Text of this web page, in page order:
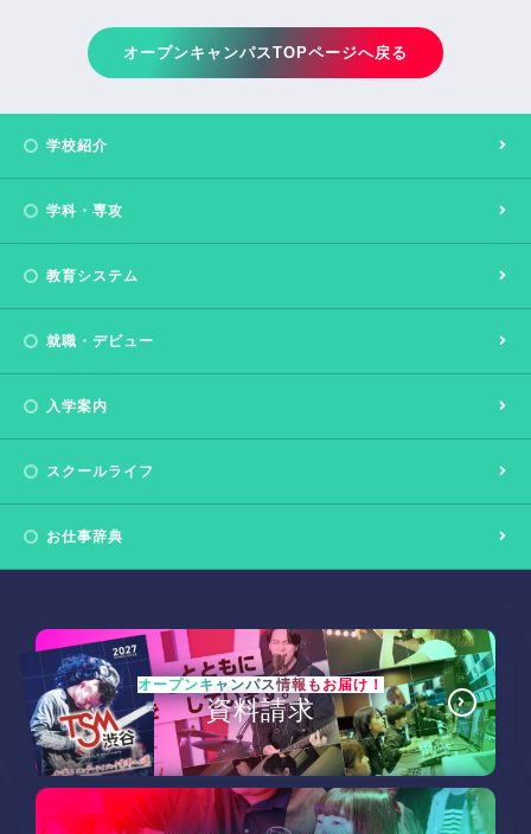
オープンキャンパスTOPページへ戻る
学校紹介
学科・専攻
教育システム
就職・デビュー
入学案内
スクールライフ
お仕事辞典
オープンキャンパス情報もお届け！
資料請求